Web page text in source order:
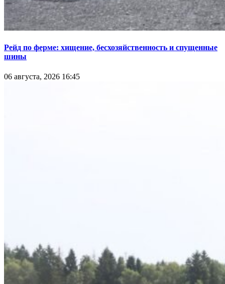
Рейд по ферме: хищение, бесхозяйственность и спущенные
шины
06 августа, 2026 16:45